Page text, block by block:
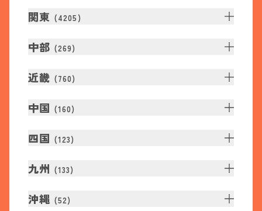
関東 (4205 )
中部 (269)
近畿 (760)
中国 (160)
四国 (123)
九州 (133)
沖縄 (52)